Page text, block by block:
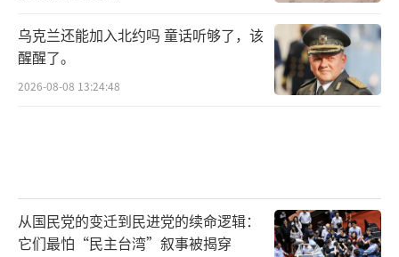
乌克兰还能加入北约吗 童话听够了，该
醒醒了。
2026-08-08 13:24:48
从国民党的变迁到民进党的续命逻辑：
它们最怕“民主台湾”叙事被揭穿